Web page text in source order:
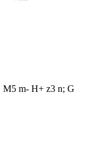
m- H+ z3 n; G